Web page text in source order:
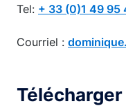
Tel: + 33 (0)1 49 95
Courriel :